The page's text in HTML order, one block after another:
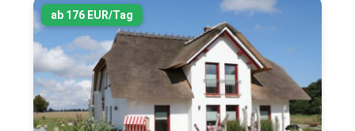
ab 176 EUR/Tag